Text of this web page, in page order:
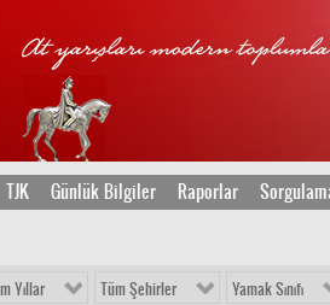
TJK Günlük Bilgiler Raporlar
Yıllar Tüm Şehirler Yamak Sınıfı